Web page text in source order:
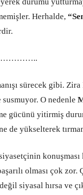
Herhalde,
sürecek gibi. Zira
susmuyor. O nedenle
gücünü yitirmiş
de yükselterek
konuşması
olması çok zor.
siyasal hırsa ve